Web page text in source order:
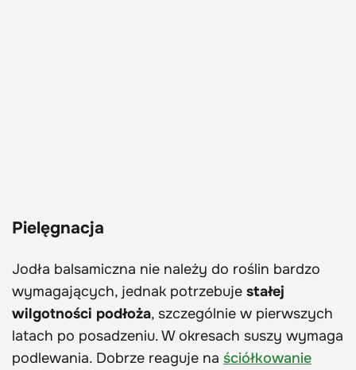
Pielęgnacja
Jodła balsamiczna nie należy do roślin bardzo
wymagających, jednak potrzebuje stałej
wilgotności podłoża, szczególnie w pierwszych
latach po posadzeniu. W okresach suszy wymaga
podlewania. Dobrze reaguje na ściółkowanie